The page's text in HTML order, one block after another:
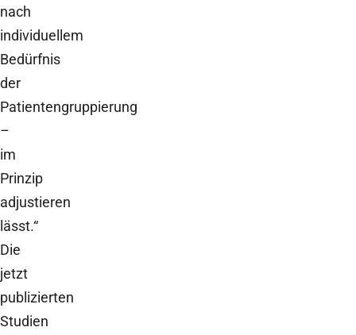
nach
individuellem
Bedürfnis
der
Patientengruppierung
–
im
Prinzip
adjustieren
lässt.“
Die
jetzt
publizierten
Studien